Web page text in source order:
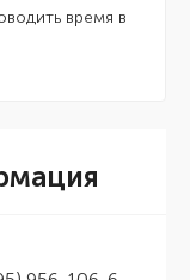
время в